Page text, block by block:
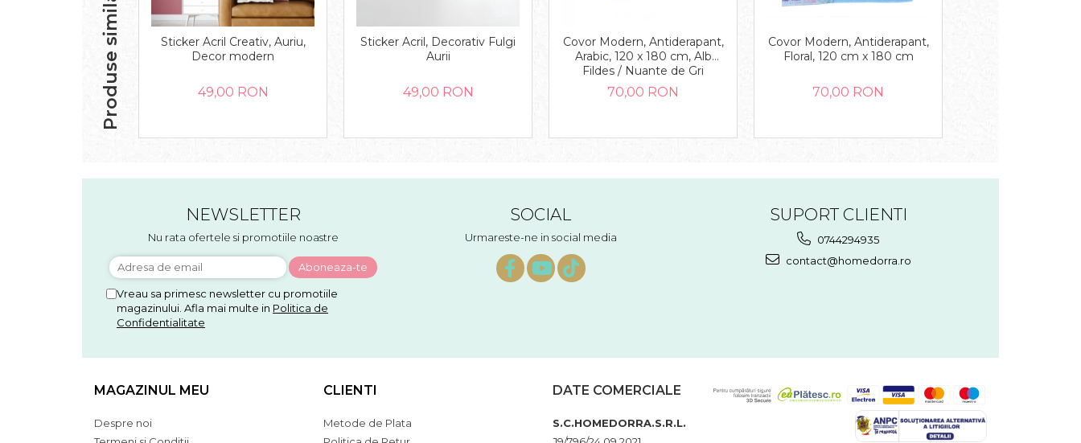
Produse similare
Sticker Acril Creativ, Auriu,
Decor modern
49,00 RON
Sticker Acril, Decorativ Fulgi
Aurii
49,00 RON
Covor Modern, Antiderapant,
Arabic, 120 x 180 cm, Alb
Fildes / Nuante de Gri
70,00 RON
Covor Modern, Antiderapant,
Floral, 120 cm x 180 cm
70,00 RON
NEWSLETTER
Nu rata ofertele si promotiile noastre
Vreau sa primesc newsletter cu promotiile
magazinului. Afla mai multe in Politica de
Confidentialitate
SOCIAL
Urmareste-ne in social media
SUPORT CLIENTI
0744294935
contact@homedorra.ro
MAGAZINUL MEU
Despre noi
CLIENTI
Metode de Plata
DATE COMERCIALE
S.C.HOMEDORRA.S.R.L.